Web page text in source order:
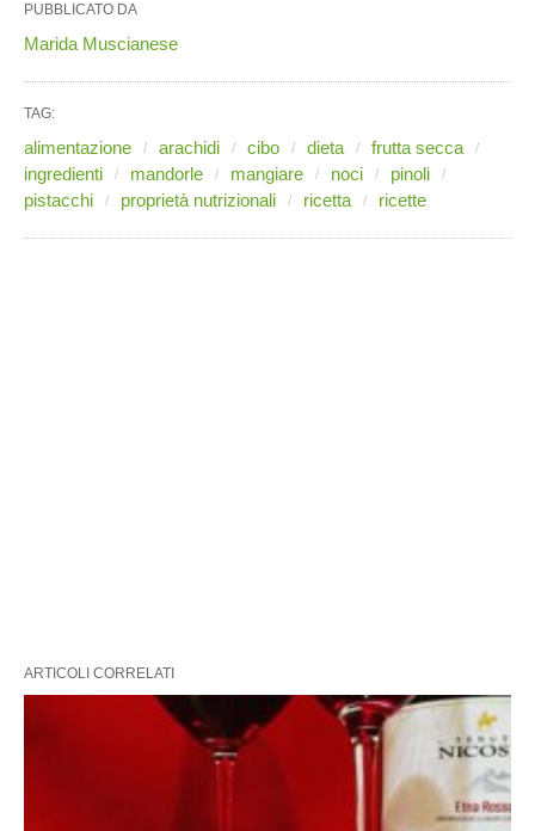
PUBBLICATO DA
Marida Muscianese
TAG:
alimentazione arachidi cibo dieta
frutta secca
ingredienti
mandorle mangiare noci
pinoli
pistacchi
proprietà nutrizionali ricetta ricette
ARTICOLI CORRELATI